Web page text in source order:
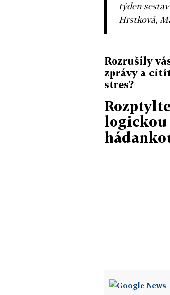
týden
Hrstková,
Rozrušily
zprávy a
stres?
logickou